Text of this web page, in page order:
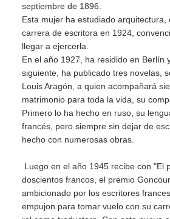
septiembre de 1896.
Esta mujer ha estudiado arquitectura,
carrera de escritora en 1924,
llegar a ejercerla.
En el año 1927, ha residido en Berlín
siguiente, ha publicado tres novelas,
Louis Aragón, a quien acompañará
matrimonio para toda la vida, su
Primero lo ha hecho en ruso, su
francés, pero siempre sin dejar de
hecho con numerosas obras.
Luego en el año 1945 recibe con "El
doscientos francos, el premio
ambicionado por los escritores
empujon para tomar vuelo con su